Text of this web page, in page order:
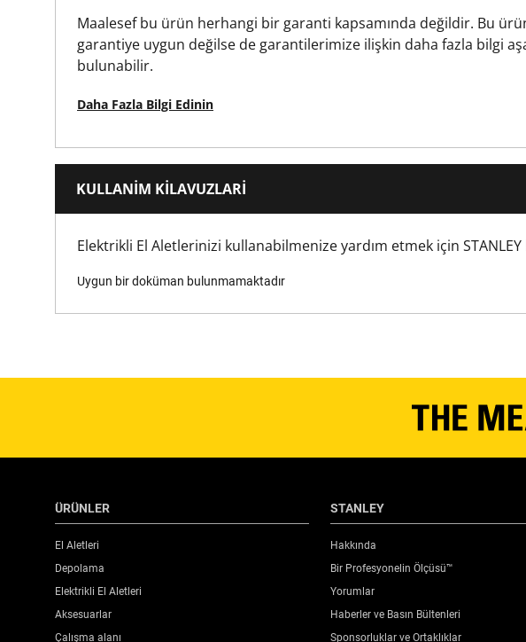
Maalesef bu ürün herhangi bir garanti kapsamında değildir. Bu
garantiye uygun değilse de garantilerimize ilişkin daha fazla bilgi
bulunabilir.
Daha Fazla Bilgi Edinin
KULLANIM KILAVUZLARI
Elektrikli El Aletlerinizi kullanabilmenize yardım etmek için STANLEY
Uygun bir doküman bulunmamaktadır
ÜRÜNLER
El Aletleri
Depolama
Elektrikli El Aletleri
Aksesuarlar
Çalışma alanı
STANLEY
Hakkında
Bir Profesyonelin Ölçüsü™
Yorumlar
Haberler ve Basın Bültenleri
Sponsorluklar ve Ortaklıklar